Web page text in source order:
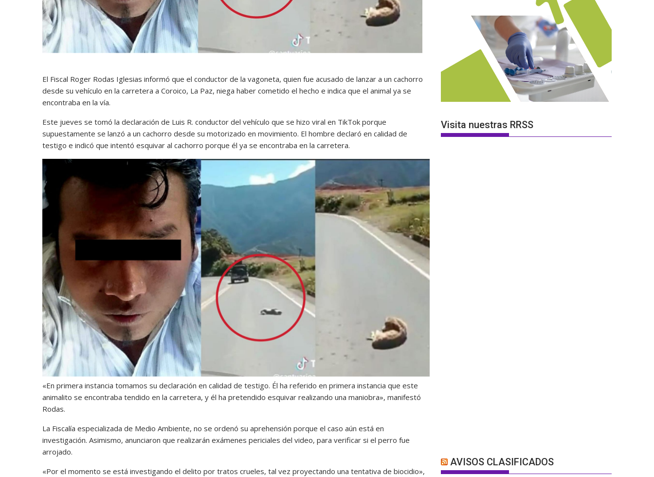
El Fiscal Roger Rodas Iglesias informó que el conductor de la vagoneta, quien fue acusado de lanzar a un cachorro
desde su vehículo en la carretera a Coroico, La Paz, niega haber cometido el hecho e indica que el animal ya se
encontraba en la vía.
Este jueves se tomó la declaración de Luis R. conductor del vehículo que se hizo viral en TikTok porque
supuestamente se lanzó a un cachorro desde su motorizado en movimiento. El hombre declaró en calidad de
testigo e indicó que intentó esquivar al cachorro porque él ya se encontraba en la carretera.
«En primera instancia tomamos su declaración en calidad de testigo. Él ha referido en primera instancia que este
animalito se encontraba tendido en la carretera, y él ha pretendido esquivar realizando una maniobra», manifestó
Rodas.
La Fiscalía especializada de Medio Ambiente, no se ordenó su aprehensión porque el caso aún está en
investigación. Asimismo, anunciaron que realizarán exámenes periciales del video, para verificar si el perro fue
arrojado.
«Por el momento se está investigando el delito por tratos crueles, tal vez proyectando una tentativa de biocidio»,
Visita nuestras RRSS
AVISOS CLASIFICADOS